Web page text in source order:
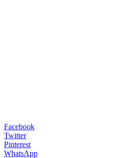
Facebook
Twitter
Pinterest
WhatsApp